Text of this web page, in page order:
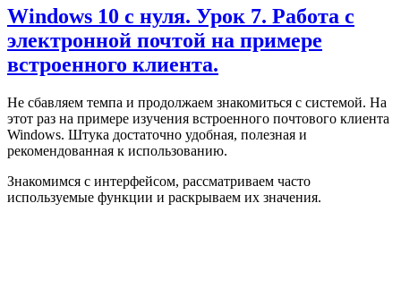
Windows 10 с нуля. Урок 7. Работа с
электронной почтой на примере
встроенного клиента.
Не сбавляем темпа и продолжаем знакомиться с системой. На
этот раз на примере изучения встроенного почтового клиента
Windows. Штука достаточно удобная, полезная и
рекомендованная к использованию.
Знакомимся с интерфейсом, рассматриваем часто
используемые функции и раскрываем их значения.